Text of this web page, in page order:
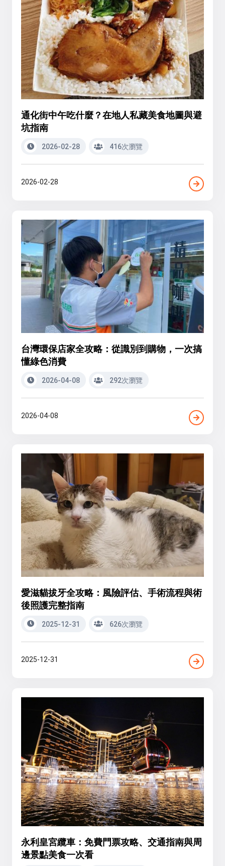
通化街中午吃什麼？在地人私藏美食地圖與避
坑指南
2026-02-28 416次瀏覽
2026-02-28
台灣環保店家全攻略：從識別到購物，一次搞
懂綠色消費
2026-04-08 292次瀏覽
2026-04-08
愛滋貓拔牙全攻略：風險評估、手術流程與術
後照護完整指南
2025-12-31 626次瀏覽
2025-12-31
永利皇宮纜車：免費門票攻略、交通指南與周
邊景點美食一次看